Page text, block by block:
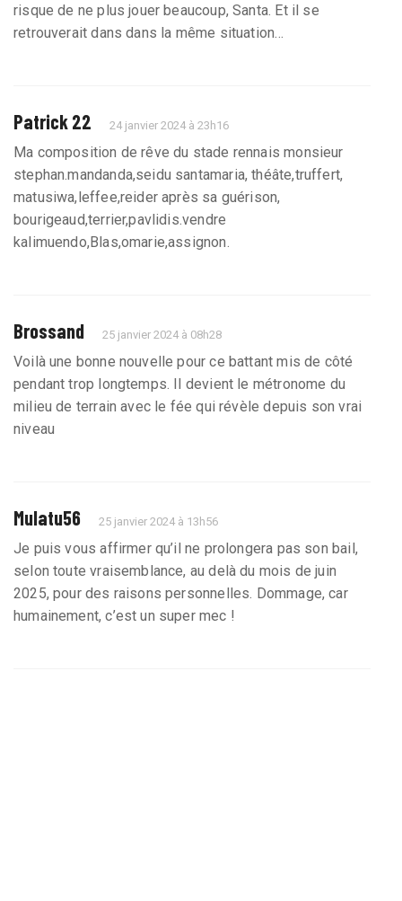
risque de ne plus jouer beaucoup, Santa. Et il se
retrouverait dans dans la même situation…
Patrick 22 24 janvier 2024 à 23h16
Ma composition de rêve du stade rennais monsieur
stephan.mandanda,seidu santamaria, théâte,truffert,
matusiwa,leffee,reider après sa guérison,
bourigeaud,terrier,pavlidis.vendre
kalimuendo,Blas,omarie,assignon.
Brossand 25 janvier 2024 à 08h28
Voilà une bonne nouvelle pour ce battant mis de côté
pendant trop longtemps. Il devient le métronome du
milieu de terrain avec le fée qui révèle depuis son vrai
niveau
Mulatu56 25 janvier 2024 à 13h56
Je puis vous affirmer qu’il ne prolongera pas son bail,
selon toute vraisemblance, au delà du mois de juin
2025, pour des raisons personnelles. Dommage, car
humainement, c’est un super mec !